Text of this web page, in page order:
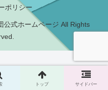
ポリシー
式ホームページ All Rights
トップ サイドバー